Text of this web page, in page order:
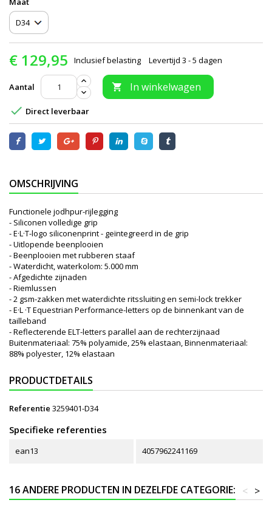
€ 129,95 Inclusief belasting Levertijd 3 - 5 dagen
Aantal  In winkelwagen
 Direct leverbaar
OMSCHRIJVING
Functionele jodhpur-rijlegging
- Siliconen volledige grip
- E·L·T-logo siliconenprint - geïntegreerd in de grip
- Uitlopende beenplooien
- Beenplooien met rubberen staaf
- Waterdicht, waterkolom: 5.000 mm
- Afgedichte zijnaden
- Riemlussen
- 2 gsm-zakken met waterdichte ritssluiting en semi-lock trekker
- E·L ·T Equestrian Performance-letters op de binnenkant van de
tailleband
- Reflecterende ELT-letters parallel aan de rechterzijnaad
Buitenmateriaal: 75% polyamide, 25% elastaan, Binnenmateriaal:
88% polyester, 12% elastaan
PRODUCTDETAILS
Referentie 3259401-D34
Specifieke referenties
ean13 4057962241169
16 ANDERE PRODUCTEN IN DEZELFDE CATEGORIE: >
<